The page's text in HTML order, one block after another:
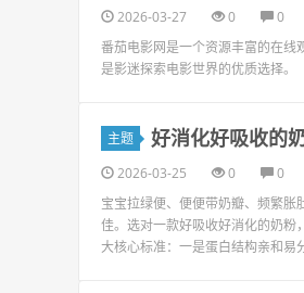
2026-03-27 0
0
番茄电影网是一个资源丰富的在线
是影迷探索电影世界的优质选择。
主题 好消化好吸收的
2026-03-25 0
0
宝宝拉绿便、便便带奶瓣、频繁
佳。选对一款好吸收好消化的奶粉
大核心标准：一是蛋白结构亲和易